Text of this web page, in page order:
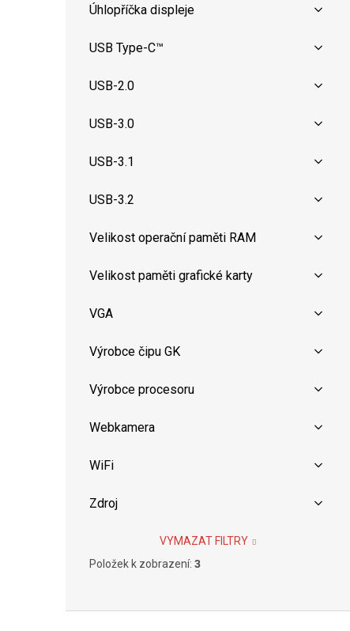
Úhlopříčka displeje
USB Type-C™
USB-2.0
USB-3.0
USB-3.1
USB-3.2
Velikost operační paměti RAM
Velikost paměti grafické karty
VGA
Výrobce čipu GK
Výrobce procesoru
Webkamera
WiFi
Zdroj
VYMAZAT FILTRY
Položek k zobrazení: 3